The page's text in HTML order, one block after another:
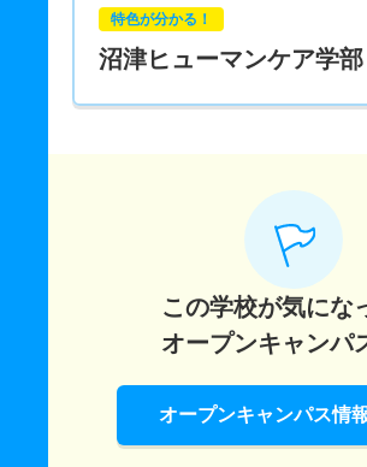
特色が分かる！
沼津ヒューマンケア学部
この学校が気にな
オープンキャンパ
オープンキャンパス情